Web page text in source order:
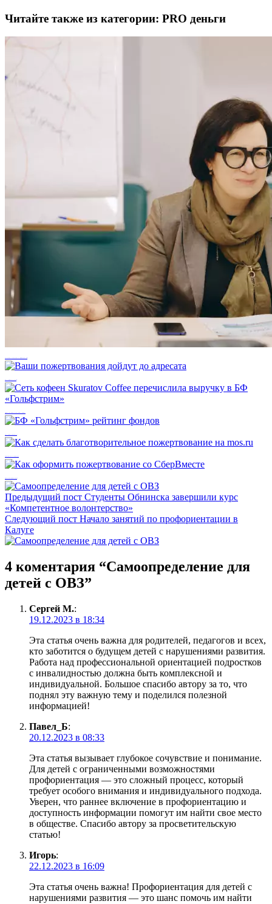
Читайте также из категории: PRO деньги
Предыдущий пост Студенты Обнинска завершили курс
«Компетентное волонтерство»
Следующий пост Начало занятий по профориентации в
Калуге
4 коментария “Самоопределение для
детей с ОВЗ”
Сергей М.:
19.12.2023 в 18:34
Эта статья очень важна для родителей, педагогов и всех,
кто заботится о будущем детей с нарушениями развития.
Работа над профессиональной ориентацией подростков
с инвалидностью должна быть комплексной и
индивидуальной. Большое спасибо автору за то, что
поднял эту важную тему и поделился полезной
информацией!
Павел_Б:
20.12.2023 в 08:33
Эта статья вызывает глубокое сочувствие и понимание.
Для детей с ограниченными возможностями
профориентация — это сложный процесс, который
требует особого внимания и индивидуального подхода.
Уверен, что раннее включение в профориентацию и
доступность информации помогут им найти свое место
в обществе. Спасибо автору за просветительскую
статью!
Игорь:
22.12.2023 в 16:09
Эта статья очень важна! Профориентация для детей с
нарушениями развития — это шанс помочь им найти